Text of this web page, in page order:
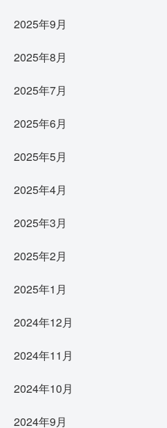
2025年9月
2025年8月
2025年7月
2025年6月
2025年5月
2025年4月
2025年3月
2025年2月
2025年1月
2024年12月
2024年11月
2024年10月
2024年9月